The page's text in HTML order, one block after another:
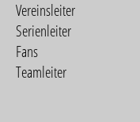
Vereinsleiter
Serienleiter
Fans
Teamleiter